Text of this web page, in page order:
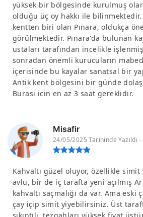
yüksek bir bölgesinde kurulmuş
olduğu üç oy hakkı ile
kentten biri olan Pınara, oldukça
görülmektedir. Pınara'da bulunan
ustaları tarafından incelikle
sonradan önemli kurucuların
içerisinde bu kayalar sanatsal bir
Antik kent bölgesini bir günde
Burasi icin en az 3 saat gereklidir.
Misafir
24/05/2025 Tarihinde Yazıldı
Kahvaltı güzel oluyor, özellikle
avlu, bir de iç tarafta yeni açılmış
kahvaltı saçmalığı da var. Ama
çay içip simit yiyebilirsiniz. Üst